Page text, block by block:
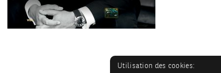
Utilisation des cookies: